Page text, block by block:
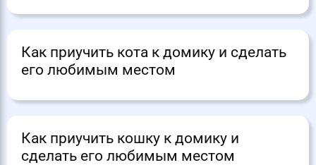
Как приучить кота к домику и сделать
его любимым местом
Как приучить кошку к домику и
сделать его любимым местом